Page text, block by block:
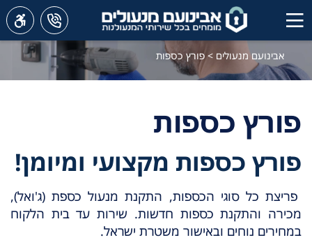
אבינועם מנעולים >פורץ כספות
פורץ כספות
פורץ כספות מקצועי ומיומן!
פריצת כל סוגי הכספות, התקנת מנעול כספת (ג'ואל),
מכירה והתקנת כספות חדשות. שירות עד בית הלקוח
במחירים נוחים ובאישור משטרת ישראל.